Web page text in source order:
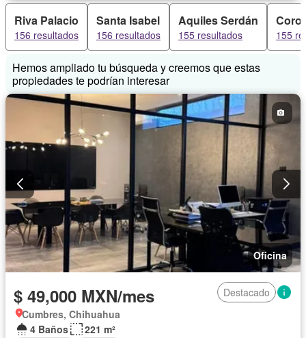
Riva Palacio
156 resultados
Santa Isabel
156 resultados
Aquiles Serdán
155 resultados 155
Hemos ampliado tu búsqueda y creemos que estas
propiedades te podrían interesar
Oficina
$ 49,000 MXN/mes
Destacado
Cumbres, Chihuahua
4 Baños
221 m²